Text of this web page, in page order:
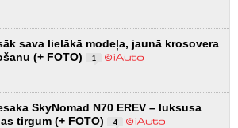
sava lielākā modeļa, jaunā krosovera
(+ FOTO)
1
SkyNomad N70 EREV – luksusa
tirgum (+ FOTO)
4